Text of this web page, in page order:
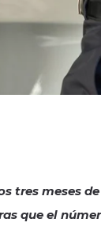
tres meses de
que el